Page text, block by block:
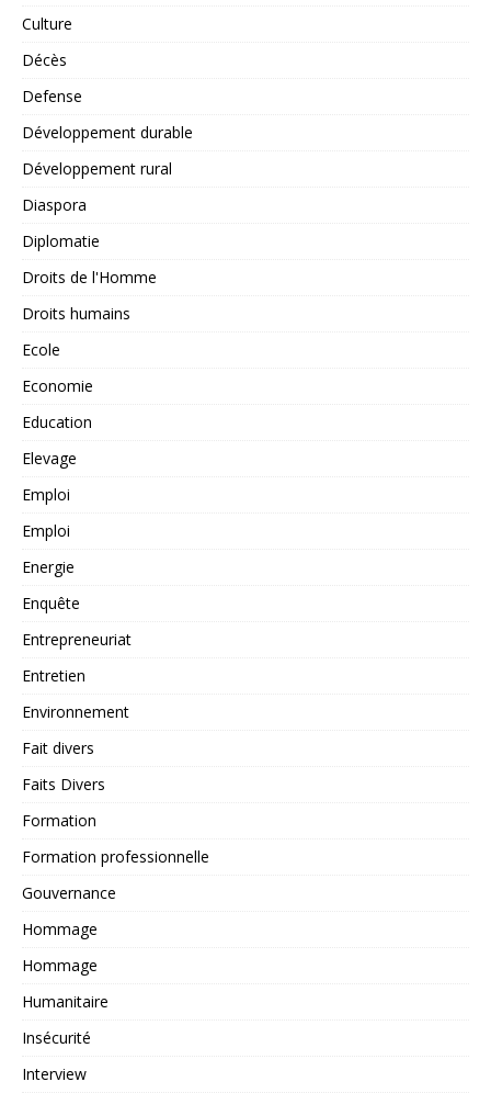
Culture
Décès
Defense
Développement durable
Développement rural
Diaspora
Diplomatie
Droits de l'Homme
Droits humains
Ecole
Economie
Education
Elevage
Emploi
Emploi
Energie
Enquête
Entrepreneuriat
Entretien
Environnement
Fait divers
Faits Divers
Formation
Formation professionnelle
Gouvernance
Hommage
Hommage
Humanitaire
Insécurité
Interview